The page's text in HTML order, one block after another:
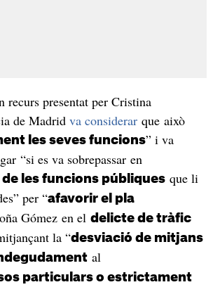
recurs presentat per Cristina
de Madrid va considerarque això
les seves funcions” i va
“si es va sobrepassar en
les funcions públiquesque li
per “afavorir el pla
Gómez en el delicte de tràfic
la “desviació de mitjans
al
particulars o estrictament